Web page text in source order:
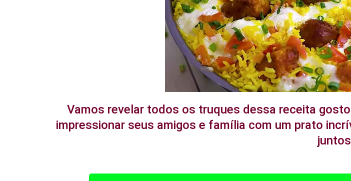
Vamos revelar todos os truques dessa receita
impressionar seus amigos e família com um prato